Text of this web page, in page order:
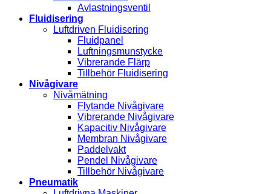
Avlastningsventil
Fluidisering
Luftdriven Fluidisering
Fluidpanel
Luftningsmunstycke
Vibrerande Flärp
Tillbehör Fluidisering
Nivågivare
Nivåmätning
Flytande Nivågivare
Vibrerande Nivågivare
Kapacitiv Nivågivare
Membran Nivågivare
Paddelvakt
Pendel Nivågivare
Tillbehör Nivågivare
Pneumatik